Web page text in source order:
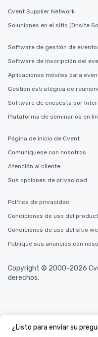
¿Listo para enviar su
Cvent Supplier Network
Soluciones en el sitio (Onsite
Software de gestión de
Software de inscripción del
Aplicaciones móviles para
Gestión estratégica de
Software de encuesta por
Plataforma de seminarios en
Página de inicio de Cvent
Comuníquese con nosotros
Atención al cliente
Sus opciones de privacidad
Política de privacidad
Condiciones de uso del
Condiciones de uso del sitio
Publique sus anuncios con
Copyright © 2000-2026
derechos.